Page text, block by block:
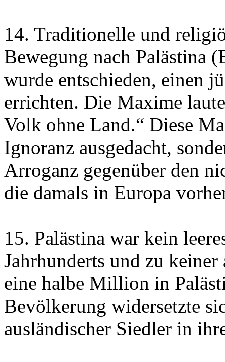
14. Traditionelle und
Bewegung nach Palästina
wurde entschieden, einen
errichten. Die Maxime
Volk ohne Land.“ Diese
Ignoranz ausgedacht,
Arroganz gegenüber den
die damals in Europa
15. Palästina war kein
Jahrhunderts und zu
eine halbe Million in
Bevölkerung widersetzte
ausländischer Siedler in